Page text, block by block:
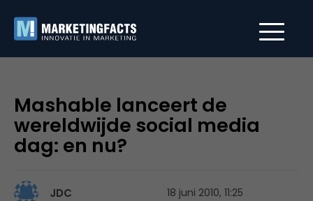
Mashable lanceert de
wereldwijde social media
dag: en nu?
JDC 18 juni 2010, 11:25